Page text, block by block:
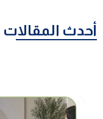
أحدث المقالات